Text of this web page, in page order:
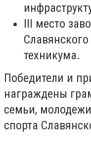
III место
техникума.
Победители и
награждены
семьи,
спорта